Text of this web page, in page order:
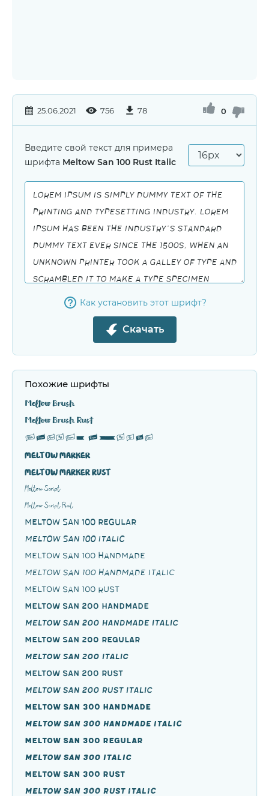
25.06.2021 756 78 0
Введите свой текст для примера
шрифта Meltow San 100 Rust Italic
Как установить этот шрифт?
Скачать
Похожие шрифты
Meltow Brush
Meltow Brush Rust
Meltow Extras
Meltow Marker
Meltow Marker Rust
Meltow Script
Meltow Script Rust
Meltow San 100 Regular
Meltow San 100 Italic
Meltow San 100 Handmade
Meltow San 100 Handmade Italic
Meltow San 100 Rust
Meltow San 200 Handmade
Meltow San 200 Handmade Italic
Meltow San 200 Regular
Meltow San 200 Italic
Meltow San 200 Rust
Meltow San 200 Rust Italic
Meltow San 300 Handmade
Meltow San 300 Handmade Italic
Meltow San 300 Regular
Meltow San 300 Italic
Meltow San 300 Rust
Meltow San 300 Rust Italic